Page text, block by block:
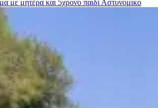
με μητέρα και 5χρονο παιδί Αστυνομικο